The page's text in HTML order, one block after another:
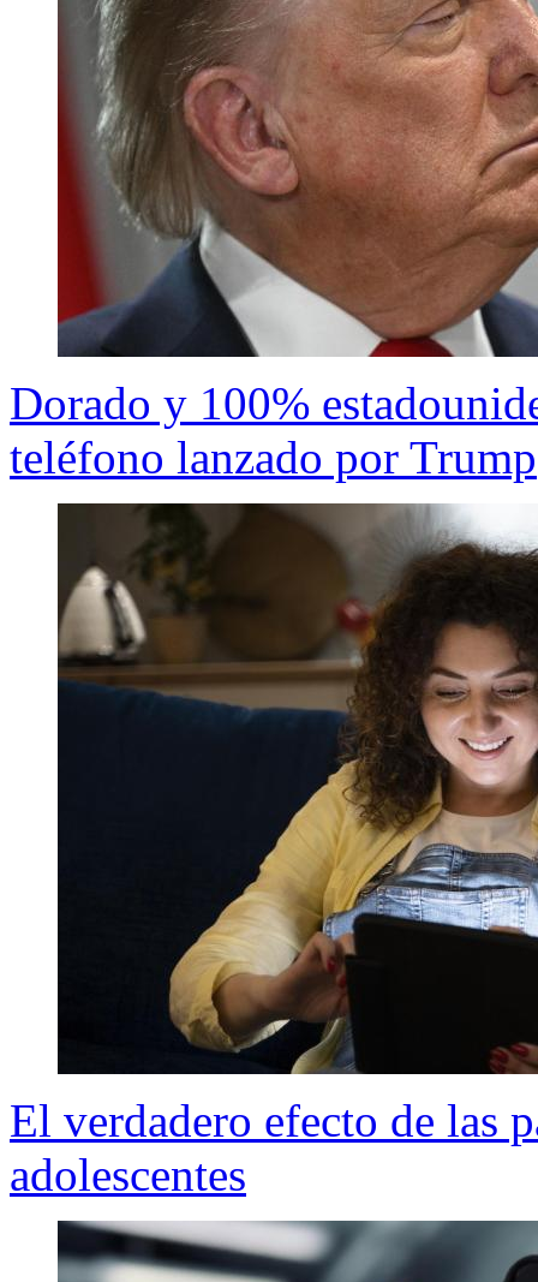
Dorado y 100%
teléfono lanzado por Trump
El verdadero efecto de las
adolescentes